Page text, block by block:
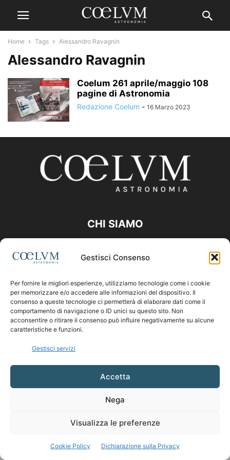
Gestisci Consenso
Per fornire le migliori esperienze, utilizziamo tecnologie come i cookie
per memorizzare e/o accedere alle informazioni del dispositivo. Il
consenso a queste tecnologie ci permetterà di elaborare dati come il
comportamento di navigazione o ID unici su questo sito. Non
acconsentire o ritirare il consenso può influire negativamente su alcune
caratteristiche e funzioni.
Gestisci servizi
Accetta
Nega
Visualizza le preferenze
Cookie Policy Dichiarazione sulla Privacy
Home Tags Alessandro Ravagnin
Alessandro Ravagnin
Coelum 261 aprile/maggio 108
pagine di Astronomia
Redazione Coelum - 16 Marzo 2023
CHI SIAMO
Contattaci:coelumastro@coelum.com
SEGUICI